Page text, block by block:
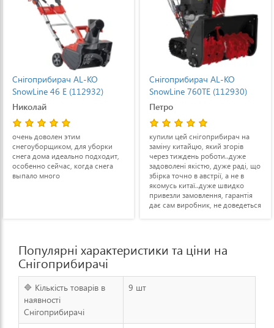
Снігоприбирач AL-KO
SnowLine 46 E (112932)
Николай
очень доволен этим
снегоуборщиком, для уборки
снега дома идеально подходит,
особенно сейчас, когда снега
выпало много
Снігоприбирач AL-KO
SnowLine 760TE (112930)
Петро
купили цей снігоприбирач на
заміну китайцю, який згорів
через тиждень роботи..дуже
задоволені якістю, дуже раді, що
збірка точно в австрії, а не в
якомусь китаї..дуже швидко
привезли замовлення, гарантія
дає сам виробник, не доведеться
Популярні характеристики та ціни на
Снігоприбирачі
🔷 Кількість товарів в
наявності
Снігоприбирачі
9 шт